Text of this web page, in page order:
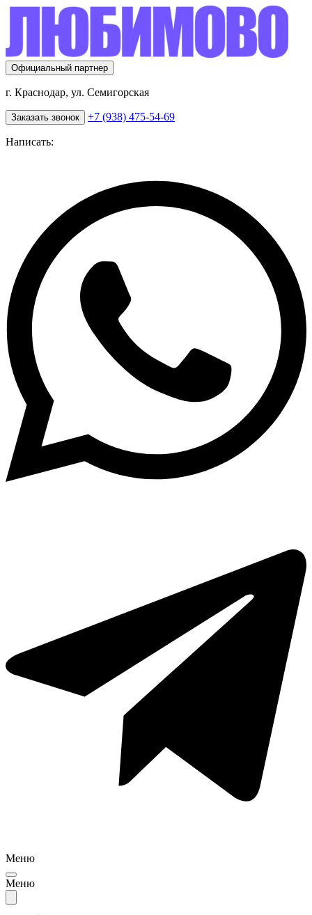
основному
содержанию
Официальный партнер
г. Краснодар, ул. Семигорская
Заказать звонок +7 (938) 475-54-69
Написать:
Меню
Меню